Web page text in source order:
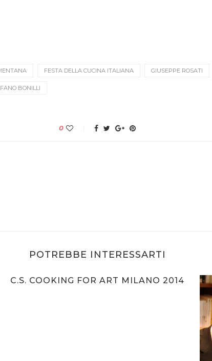
FESTA DELLA CUCINA ITALIANA GIUSEPPE ROSATI
BONILLI
0
POTREBBE INTERESSARTI
C.S. COOKING FOR ART MILANO 2014